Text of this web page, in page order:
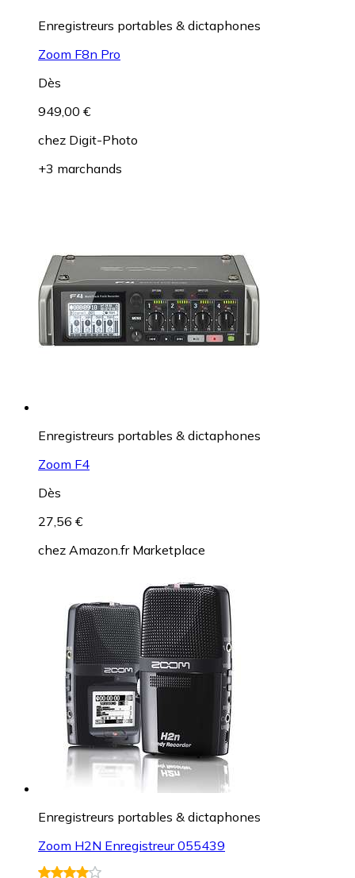
Enregistreurs portables & dictaphones
Zoom F8n Pro
Dès
949,00 €
chez Digit-Photo
+3 marchands
Enregistreurs portables & dictaphones
Zoom F4
Dès
27,56 €
chez Amazon.fr Marketplace
Enregistreurs portables & dictaphones
Zoom H2N Enregistreur 055439